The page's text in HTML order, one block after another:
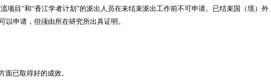
项目”和“香江学者计划”的派出人员在未结束派出工作前不可申请。已结束国（境）外
申请，但须由所在研究所出具证明。
已取得好的成效。